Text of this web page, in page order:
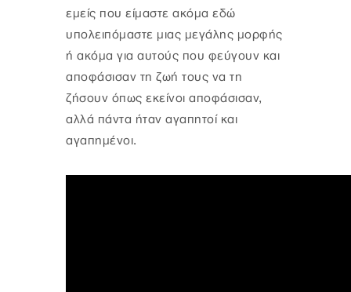
εμείς που είμαστε ακόμα εδώ
υπολειπόμαστε μιας μεγάλης μορφής
ή ακόμα για αυτούς που φεύγουν και
αποφάσισαν τη ζωή τους να τη
ζήσουν όπως εκείνοι αποφάσισαν,
αλλά πάντα ήταν αγαπητοί και
αγαπημένοι.